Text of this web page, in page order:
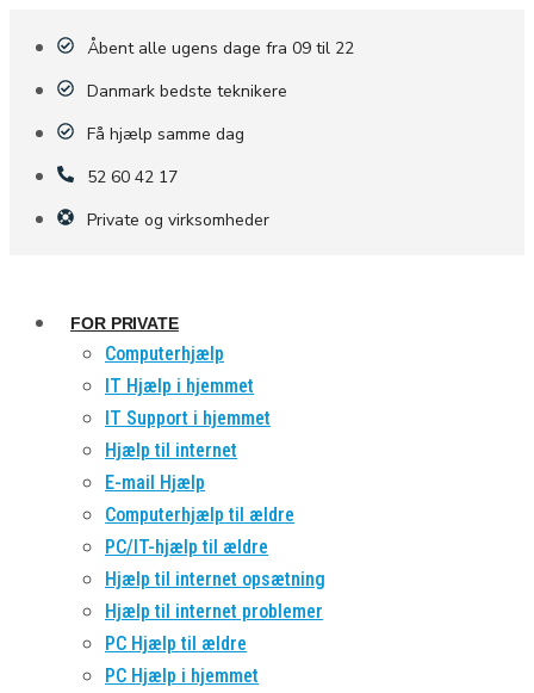
Åbent alle ugens dage fra 09 til 22
Danmark bedste teknikere
Få hjælp samme dag
52 60 42 17
Private og virksomheder
FOR PRIVATE
Computerhjælp
IT Hjælp i hjemmet
IT Support i hjemmet
Hjælp til internet
E-mail Hjælp
Computerhjælp til ældre
PC/IT-hjælp til ældre
Hjælp til internet opsætning
Hjælp til internet problemer
PC Hjælp til ældre
PC Hjælp i hjemmet